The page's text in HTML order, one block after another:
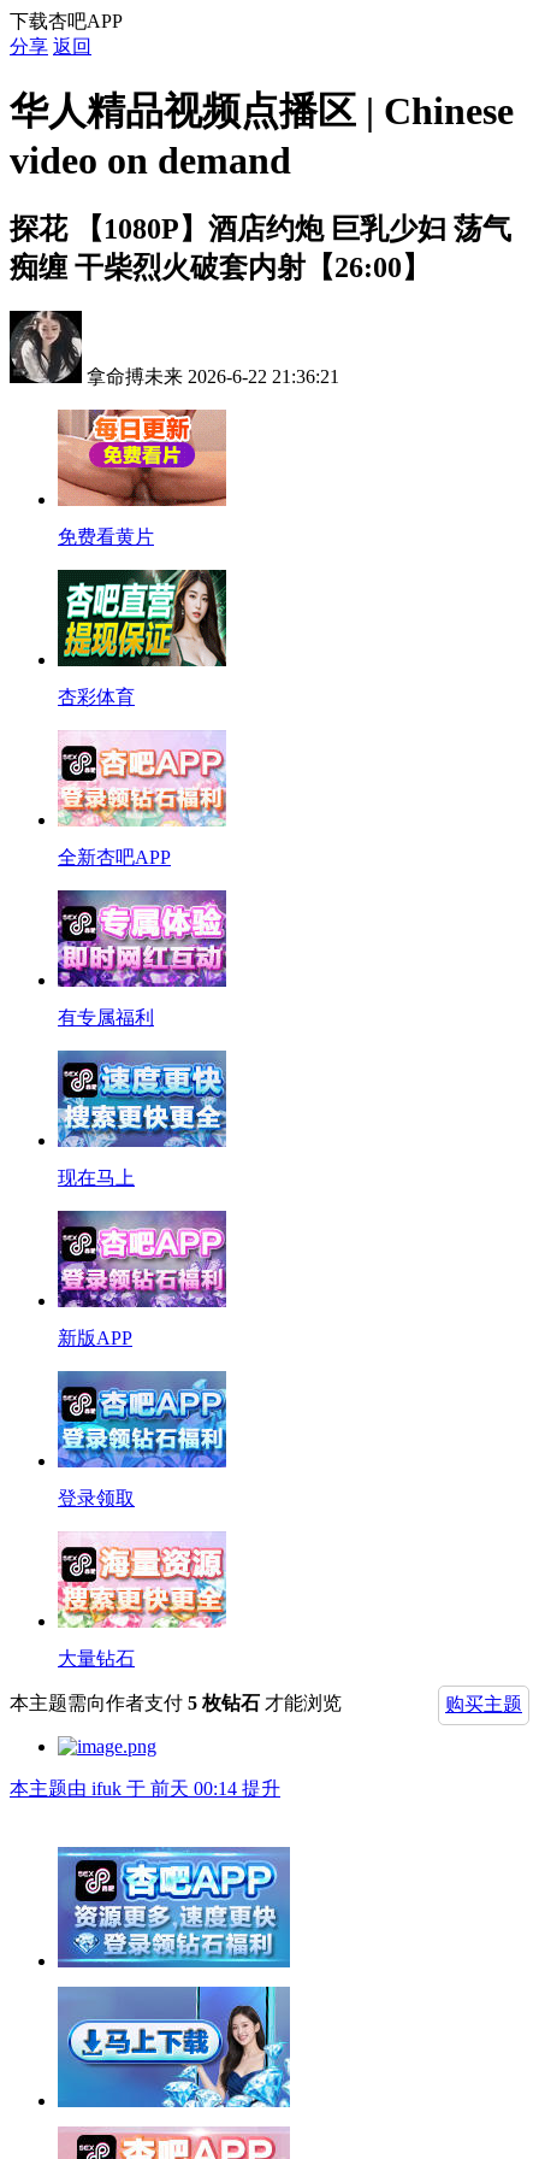
下载杏吧APP
分享 返回
华人精品视频点播区 | Chinese
video on demand
探花
【1080P】酒店约炮 巨乳少妇 荡气
痴缠 干柴烈火破套内射【26:00】
拿命搏未来 2026-6-22 21:36:21
免费看黄片
杏彩体育
全新杏吧APP
有专属福利
现在马上
新版APP
登录领取
大量钻石
购买主题
本主题需向作者支付 5 枚钻石 才能浏览
本主题由 ifuk 于 前天 00:14 提升